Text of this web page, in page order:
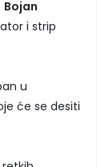
Bojan
i strip
u
će se desiti